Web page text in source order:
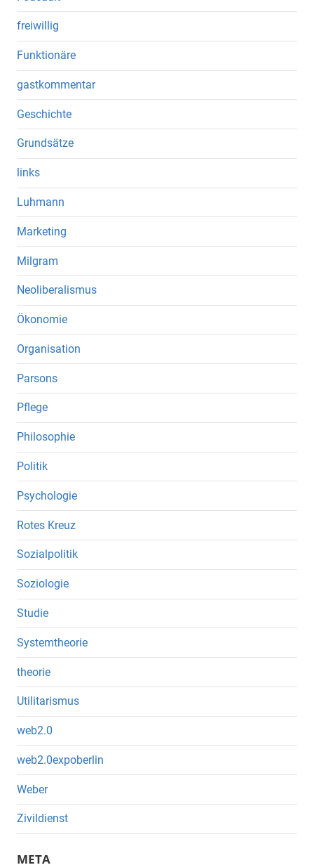
freiwillig
Funktionäre
gastkommentar
Geschichte
Grundsätze
links
Luhmann
Marketing
Milgram
Neoliberalismus
Ökonomie
Organisation
Parsons
Pflege
Philosophie
Politik
Psychologie
Rotes Kreuz
Sozialpolitik
Soziologie
Studie
Systemtheorie
theorie
Utilitarismus
web2.0
web2.0expoberlin
Weber
Zivildienst
META